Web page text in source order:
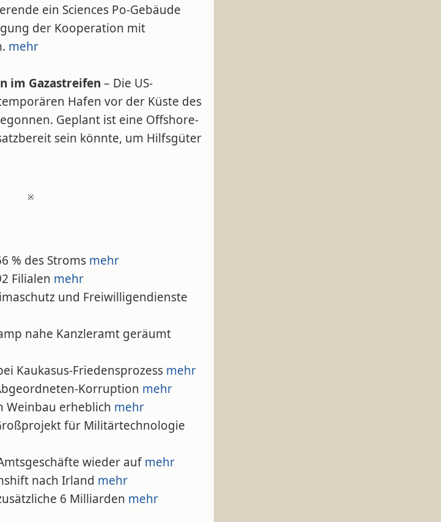
ein Sciences Po-Gebäude
der Kooperation mit
mehr
im Gazastreifen – Die US-
Hafen vor der Küste des
Geplant ist eine Offshore-
sein könnte, um Hilfsgüter
※
% des Stroms mehr
Filialen mehr
und Freiwilligendienste
nahe Kanzleramt geräumt
Kaukasus-Friedensprozess mehr
Korruption mehr
Weinbau erheblich mehr
für Militärtechnologie
wieder aufmehr
nach Irland mehr
6 Milliarden mehr